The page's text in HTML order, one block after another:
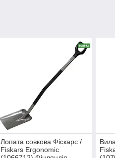
Лопата совкова Фіскарс /
Fiskars Ergonomic